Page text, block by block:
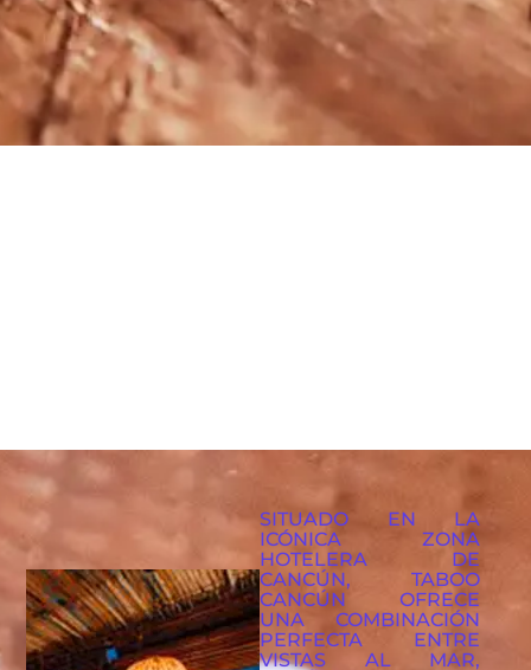
SITUADO EN LA
ICÓNICA ZONA
HOTELERA DE
CANCÚN, TABOO
CANCÚN OFRECE
UNA COMBINACIÓN
PERFECTA ENTRE
VISTAS AL MAR,